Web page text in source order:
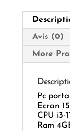
Avis (0)
More
Pc
Ecran
CPU i3-
Ram